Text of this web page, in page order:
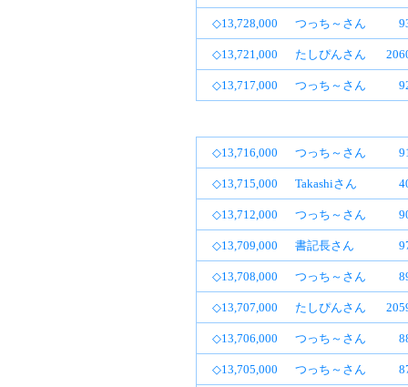
◇13,728,000 つっち～さん
◇13,721,000 たしぴんさん
◇13,717,000 つっち～さん
◇13,716,000 つっち～さん
◇13,715,000 Takashiさん
◇13,712,000 つっち～さん
◇13,709,000 書記長さん
◇13,708,000 つっち～さん
◇13,707,000 たしぴんさん
◇13,706,000 つっち～さん
◇13,705,000 つっち～さん